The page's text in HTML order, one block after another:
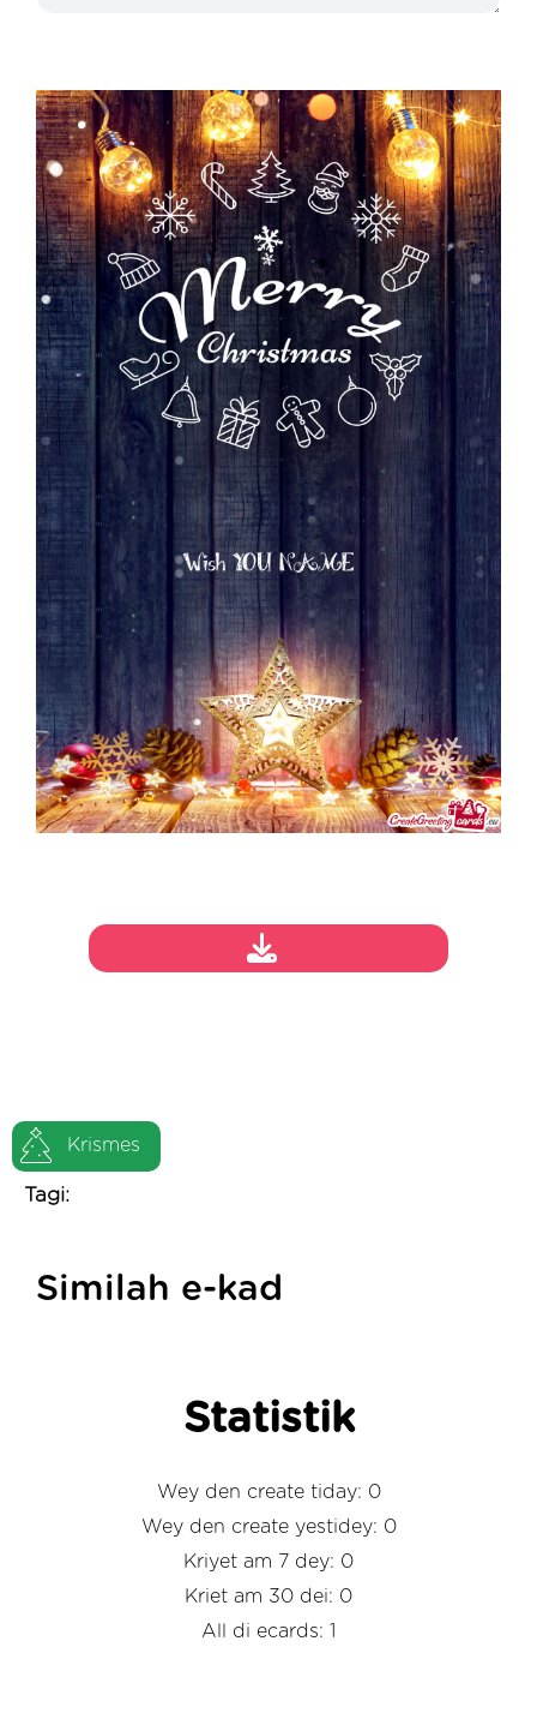
Krismes
Tagi:
Similah e-kad
Statistik
Wey den create tiday: 0
Wey den create yestidey: 0
Kriyet am 7 dey: 0
Kriet am 30 dei: 0
All di ecards: 1